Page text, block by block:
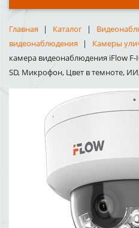
Главная Каталог
видеонаблюдения
Камеры
камера видеонаблюдения iFlow F-
SD, Микрофон, Цвет в темноте,